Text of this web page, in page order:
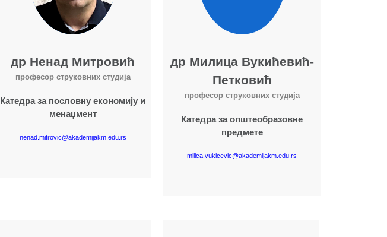
др Ненад Митровић
професор струковних студија
Катедра за пословну економију и
менаџмент
nenad.mitrovic@akademijakm.edu.rs
др Милица Вукићевић-
Петковић
професор струковних студија
Катедра за општеобразовне
предмете
milica.vukicevic@akademijakm.edu.rs